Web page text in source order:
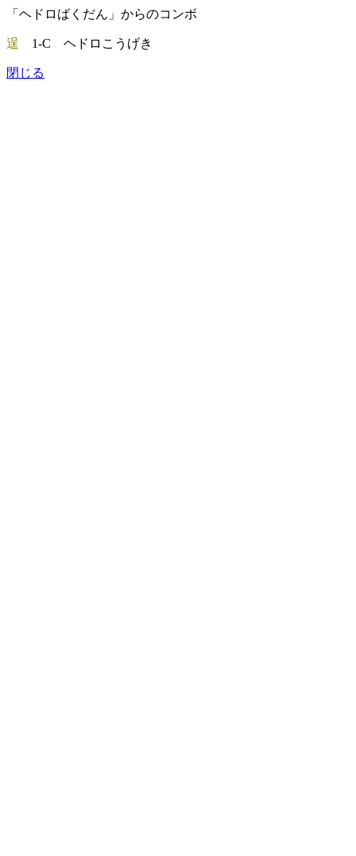
「ヘドロばくだん」からのコンボ
逞 1-C ヘドロこうげき
閉じる